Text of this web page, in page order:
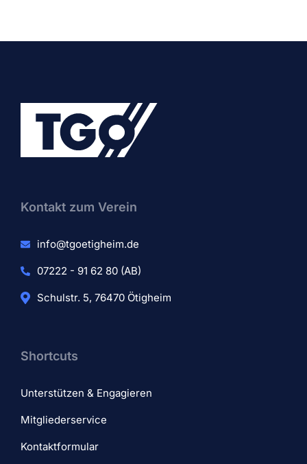
Kontakt zum Verein​
info@tgoetigheim.de
07222 - 91 62 80 (AB)
Schulstr. 5, 76470 Ötigheim
Shortcuts
Unterstützen & Engagieren
Mitgliederservice
Kontaktformular